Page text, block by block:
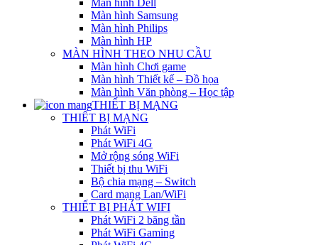
Màn hình Dell
Màn hình Samsung
Màn hình Philips
Màn hình HP
MÀN HÌNH THEO NHU CẦU
Màn hình Chơi game
Màn hình Thiết kế – Đồ họa
Màn hình Văn phòng – Học tập
THIẾT BỊ MẠNG
THIẾT BỊ MẠNG
Phát WiFi
Phát WiFi 4G
Mở rộng sóng WiFi
Thiết bị thu WiFi
Bộ chia mạng – Switch
Card mạng Lan/WiFi
THIẾT BỊ PHÁT WIFI
Phát WiFi 2 băng tần
Phát WiFi Gaming